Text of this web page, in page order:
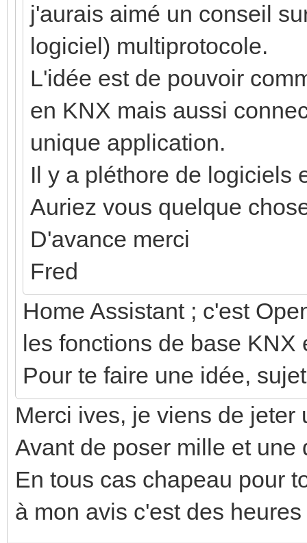
j'aurais aimé un conseil
logiciel) multiprotocole.
L'idée est de pouvoir
en KNX mais aussi
unique application.
Il y a pléthore de logiciels
Auriez vous quelque
D'avance merci
Fred
Home Assistant ; c'est
les fonctions de base KNX
Pour te faire une idée,
Merci ives, je viens de jeter
Avant de poser mille et une
En tous cas chapeau pour
à mon avis c'est des